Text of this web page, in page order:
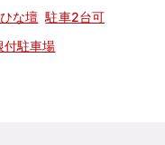
な壇 駐車2台可
付駐車場